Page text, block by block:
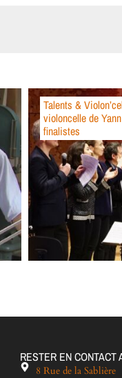
Talents &
violoncelle de
finalistes
RESTER EN CONTACT
8 Rue de la Sablière